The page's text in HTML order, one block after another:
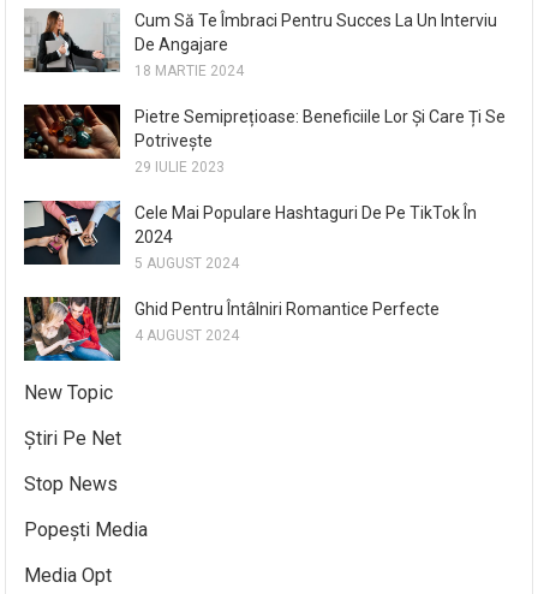
Cum Să Te Îmbraci Pentru Succes La Un Interviu
De Angajare
18 MARTIE 2024
Pietre Semiprețioase: Beneficiile Lor Și Care Ți Se
Potrivește
29 IULIE 2023
Cele Mai Populare Hashtaguri De Pe TikTok În
2024
5 AUGUST 2024
Ghid Pentru Întâlniri Romantice Perfecte
4 AUGUST 2024
New Topic
Știri Pe Net
Stop News
Popești Media
Media Opt